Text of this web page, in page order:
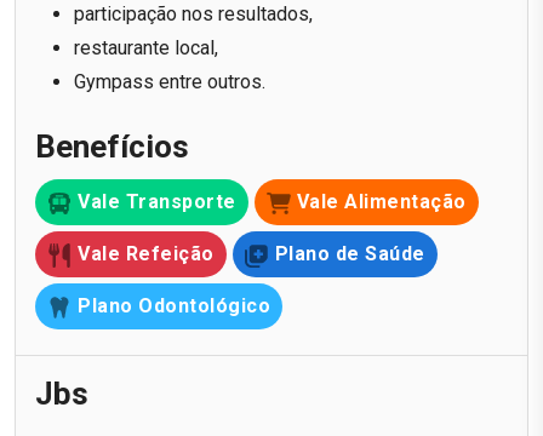
participação nos resultados,
restaurante local,
Gympass entre outros.
Benefícios
Vale Transporte Vale Alimentação
Vale Refeição Plano de Saúde
Plano Odontológico
Jbs